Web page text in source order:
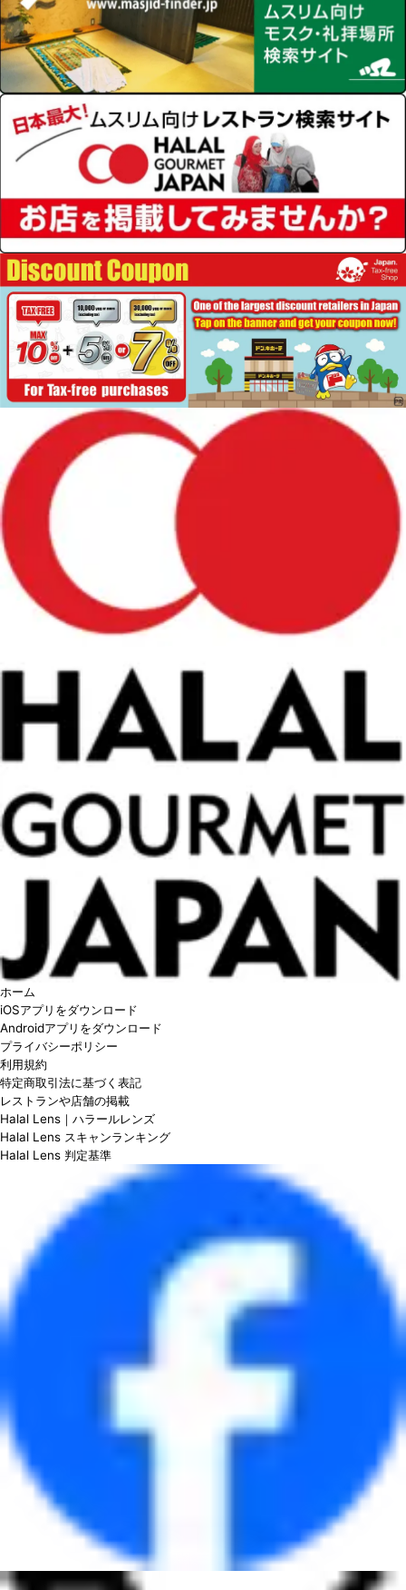
ホーム
iOSアプリをダウンロード
Androidアプリをダウンロード
プライバシーポリシー
利用規約
特定商取引法に基づく表記
レストランや店舗の掲載
Halal Lens｜ハラールレンズ
Halal Lens スキャンランキング
Halal Lens 判定基準